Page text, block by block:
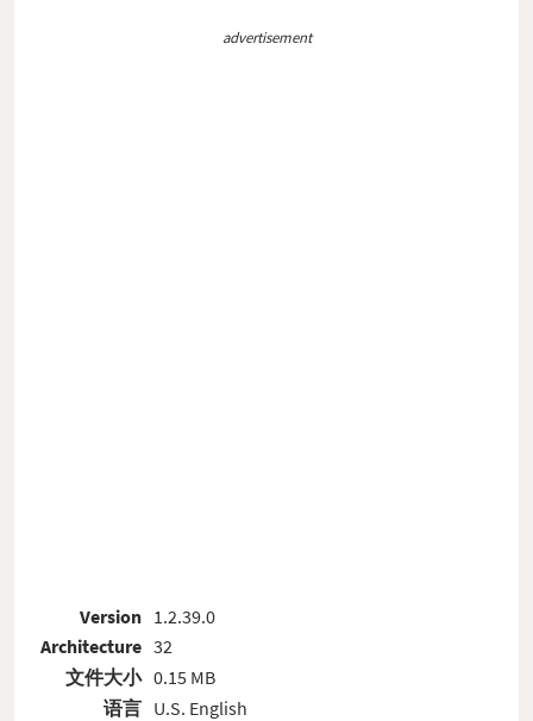
advertisement
Version
Architecture
文件大小
语言
1.2.39.0
32
0.15 MB
U.S. English